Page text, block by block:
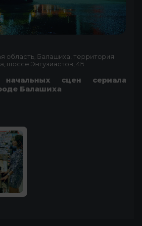
область, Балашиха, территория
шоссе Энтузиастов, 4Б
сцен сериала
Балашиха